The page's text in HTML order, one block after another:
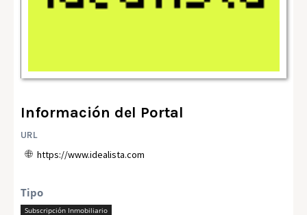
Información del Portal
URL
https://www.idealista.com
Tipo
Subscripción Inmobiliario